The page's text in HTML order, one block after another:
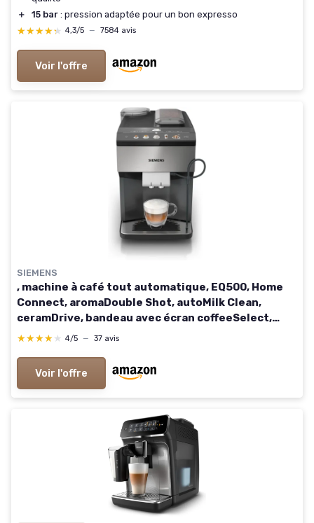
＋
15 bar : pression adaptée pour un bon expresso
★★★★★
★★★★★ 4,3/5 — 7584 avis
Voir l'offre
SIEMENS
, machine à café tout automatique, EQ500, Home
Connect, aromaDouble Shot, autoMilk Clean,
ceramDrive, bandeau avec écran coffeeSelect,
oneTouch DoubleCup, Inox/Noir, TP516RX3
★★★★★
★★★★★ 4/5 — 37 avis
Voir l'offre